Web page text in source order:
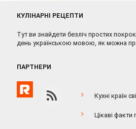
КУЛІНАРНІ РЕЦЕПТИ
Тут ви знайдети безліч простих
день українською мовою, як можна
ПАРТНЕРИ
Кухні країн
Цікаві факти